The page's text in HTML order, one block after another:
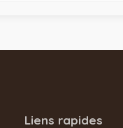
Liens rapides